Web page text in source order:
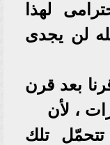
لهذا
لن يجدى
بعد قرن
، لأن
تلك